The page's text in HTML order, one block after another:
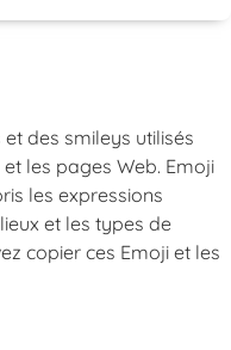
des smileys utilisés
les pages Web. Emoji
les expressions
et les types de
copier ces Emoji et les